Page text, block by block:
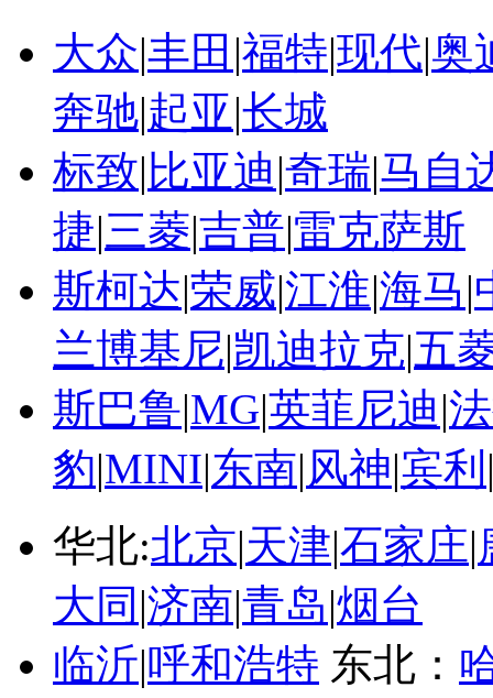
大众|丰田 |福特|现代|奥
奔驰|起亚|长城
标致| 比亚迪|奇瑞|马自
捷|三菱|吉普|雷克萨斯
斯柯达|荣威|江淮|海马|
兰博基尼|凯迪拉克|五
斯巴鲁|MG|英菲尼迪|
豹|MINI|东南|风神|宾利
华北:北京|天津|石家庄|
大同 |济南|青岛|烟台
临沂|呼和浩特 东北：